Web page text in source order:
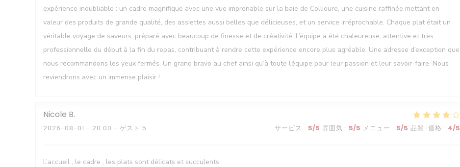
expérience inoubliable : un cadre magnifique avec une vue imprenable sur la baie de Collioure, une cuisine raffinée mettant en
valeur des produits de grande qualité, des assiettes aussi belles que délicieuses, et un service irréprochable. Chaque plat était un
véritable voyage de saveurs, préparé avec beaucoup de finesse et de créativité. L’équipe a été chaleureuse, attentive et très
professionnelle du début à la fin du repas, contribuant à rendre cette expérience encore plus agréable. Une adresse d’exception que
nous recommandons les yeux fermés. Un grand bravo au chef ainsi qu’à toute l’équipe pour leur passion et leur savoir-faire. Nous
reviendrons avec un immense plaisir !
Nicole B
2026-08-01 - 20:00 - ゲスト 5 サービス : 5/5 雰囲気 : 5/5 メニュー : 5/5 品質-価格 : 4/5
L’accueil , le cadre , les plats sont délicats et succulents